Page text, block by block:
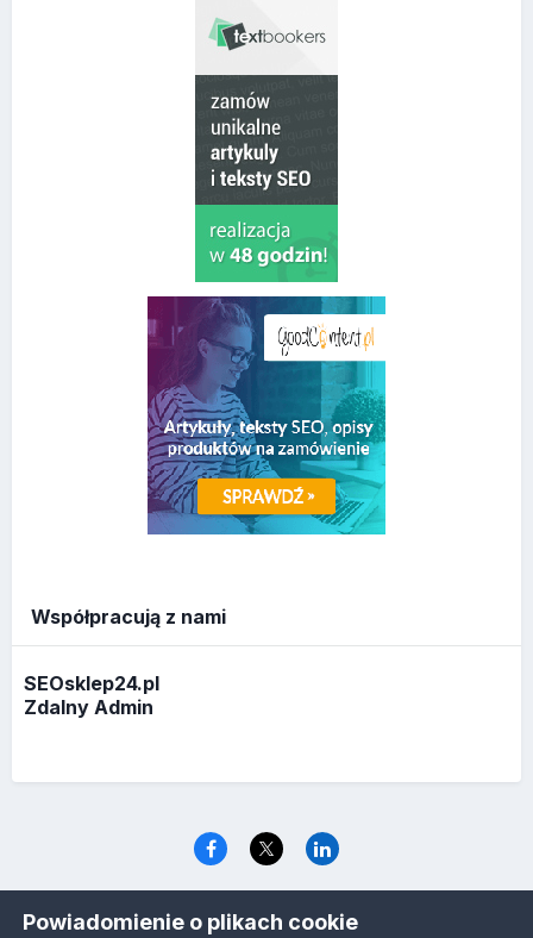
Współpracują z nami
SEOsklep24.pl
Zdalny Admin
www.optymalizacja.com
Powiadomienie o plikach cookie